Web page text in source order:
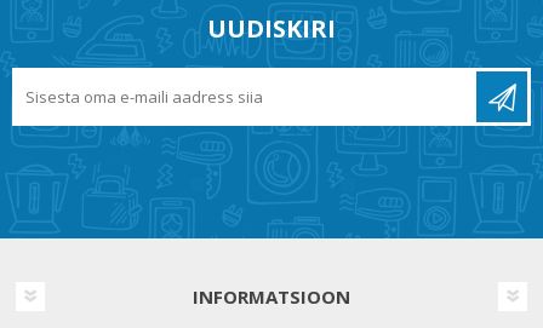
UUDISKIRI
INFORMATSIOON